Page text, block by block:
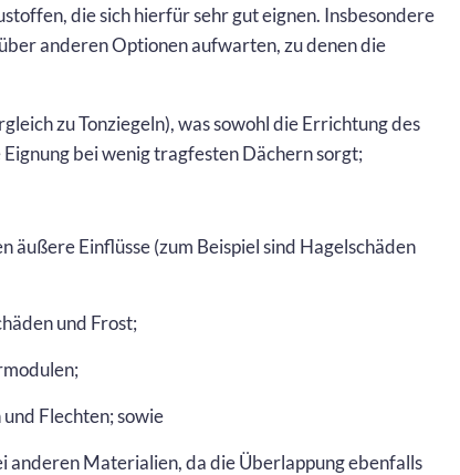
die sich hierfür sehr gut eignen. Insbesondere
anderen Optionen aufwarten, zu denen die
zu Tonziegeln), was sowohl die Errichtung des
bei wenig tragfesten Dächern sorgt;
äußere Einflüsse (zum Beispiel sind Hagelschäden
und Frost;
Flechten; sowie
anderen Materialien, da die Überlappung ebenfalls